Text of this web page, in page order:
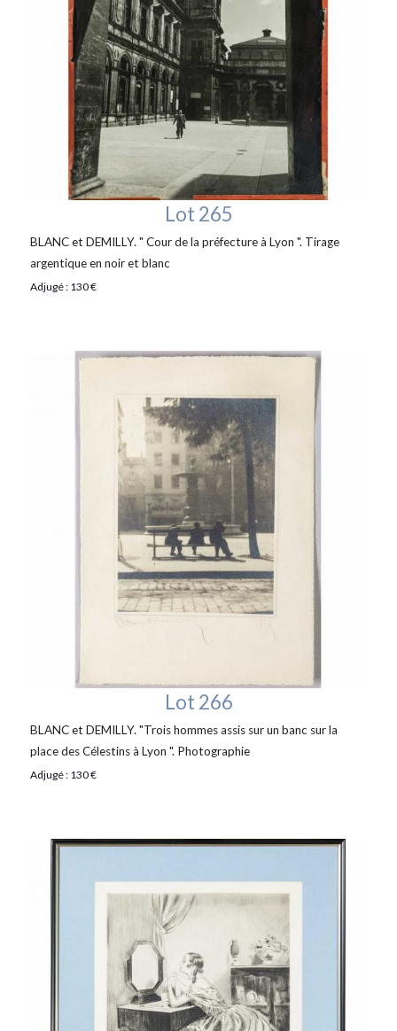
Lot 265
BLANC et DEMILLY. " Cour de la préfecture à Lyon ". Tirage
argentique en noir et blanc
Adjugé : 130 €
Lot 266
BLANC et DEMILLY. "Trois hommes assis sur un banc sur la
place des Célestins à Lyon ". Photographie
Adjugé : 130 €